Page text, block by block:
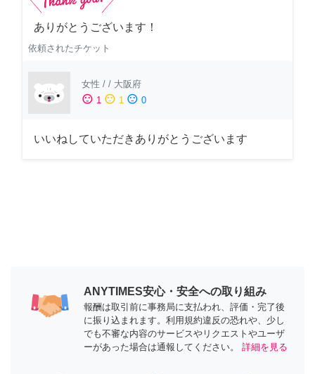
ありがとうございます！
依頼されたチケット
女性 / / 大阪府
sentiment_satisfied 1 sentiment_neutral 1 sentiment_dissatisfied 0
いいねしていただきありがとうございます
ANYTIMES安心・安全への取り組み
報酬は取引前に事務局に支払われ、評価・完了後
に振り込まれます。利用規約違反の恐れや、少し
でも不審な内容のサービスやリクエストやユーザ
ーがあった場合は通報してください。
詳細を見る